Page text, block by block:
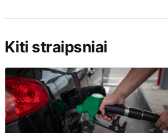
Kiti straipsniai